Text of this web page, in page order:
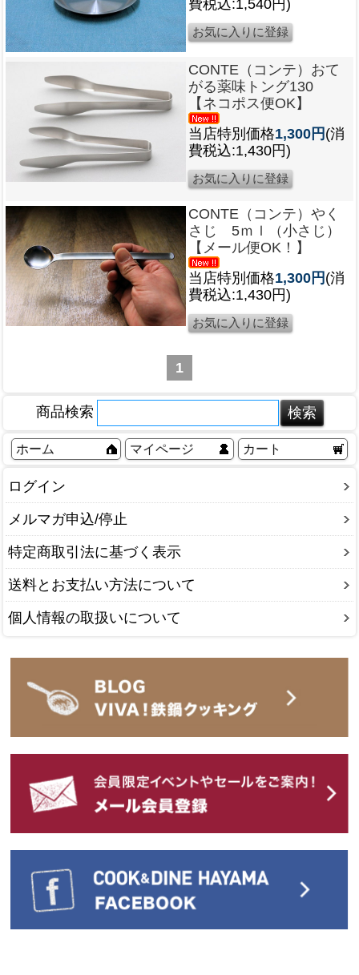
費税込:1,540円)
CONTE（コンテ）おて
がる薬味トング130
【ネコポス便OK】
当店特別価格1,300円 (消
費税込:1,430円)
CONTE（コンテ）やく
さじ 5ｍｌ（小さじ）
【メール便OK！】
当店特別価格1,300円 (消
費税込:1,430円)
1
商品検索
ホーム マイページ カート
ログイン
メルマガ申込/停止
特定商取引法に基づく表示
送料とお支払い方法について
個人情報の取扱いについて